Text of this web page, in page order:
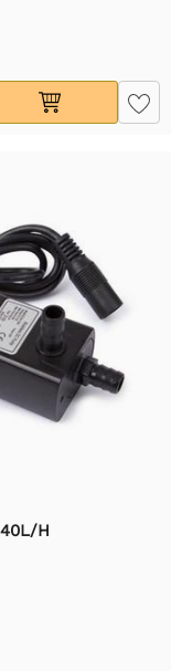
H